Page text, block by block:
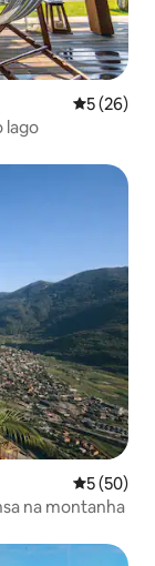
5 de uma
5 (26)
lago
5 de uma
5 (50)
na montanha